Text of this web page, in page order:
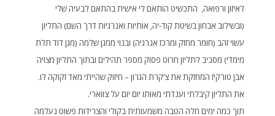
לאיזון ורפואה, התכשיט הותאם לי אישית בהתאם לבעיה שלי
(ובשילוב אבחון בשיטת קוד-יה, אותיות ואנרגיות דרך השם) התליון
עשוי זהב (חומר מחזק ומרכז אנרגיה) ובנוי ממגן שלמה (מגן דוד תלת
מימדי) מסביב לתליון חרוט פסוק מספר תהילים ובתוך התליון מצויה
אבן טורקיז המחזקת את צ’קרת הגרון – חיזוק שהייתי מאד זקוקה לו.
את התליון קיבלתי וענדתי מאותו יום יום על צווארי.
תוך כמה ימים חלה הטבה משמעותית בקולי והצרידות פשוט נעלמה